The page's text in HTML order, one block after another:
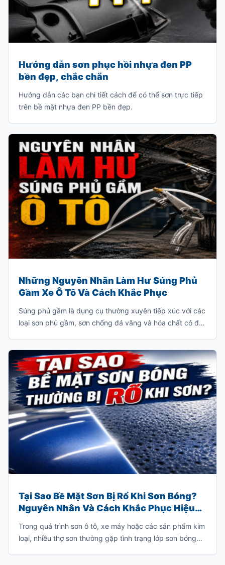
Hướng dẫn sơn phục hồi nhựa đen PP
bền đẹp, chắc chắn
Hướng dẫn các bạn chi tiết cách để có thể sơn trực tiếp
trên bề mặt nhựa đen PP bền đẹp.
Những Nguyên Nhân Làm Hư Súng Phủ
Gầm Xe Ô Tô Và Cách Khắc Phục
Súng phủ gầm là dụng cụ thường xuyên tiếp xúc với các
loại sơn phủ gầm, sơn chống đá văng và hóa chất có độ
hoặc hư hỏng hoàn toàn.
Tại Sao Bề Mặt Sơn Bị Rổ Khi Sơn Bóng?
Nguyên Nhân Và Cách Khắc Phục Hiệu
Trong quá trình sơn ô tô, xe máy hoặc các sản phẩm kim
loại, nhiều thợ sơn thường gặp tình trạng lớp sơn bóng